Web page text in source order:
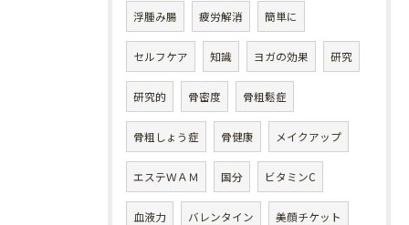
浮腫み腸 疲労解消 簡単に
セルフケア 知識 ヨガの効果 研究
研究的 骨密度 骨粗鬆症
骨粗しょう症 骨健康 メイクアップ
エステＷＡＭ 国分 ビタミンC
血液力 バレンタイン 美顔チケット